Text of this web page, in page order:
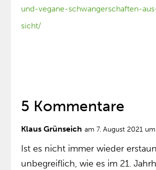
und-vegane-schwangerschaften-
sicht/
5 Kommentare
Klaus Grünseich am 7. August 2021
Ist es nicht immer wieder
unbegreiflich, wie es im 21.